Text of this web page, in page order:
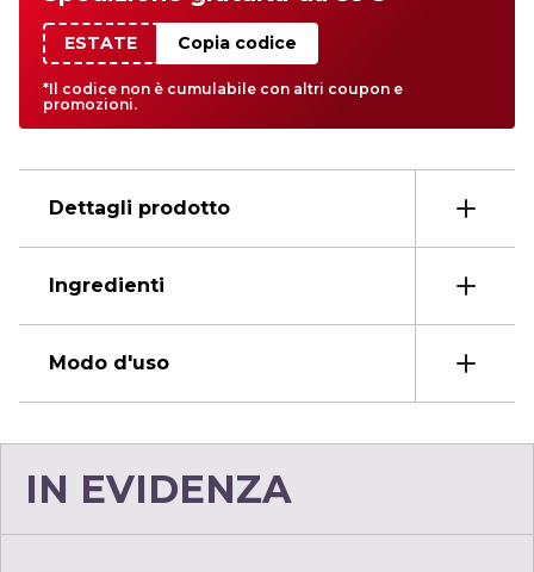
ESTATE Copia codice
*Il codice non è cumulabile con altri coupon e
promozioni.
Dettagli prodotto
Ingredienti
Modo d'uso
IN EVIDENZA